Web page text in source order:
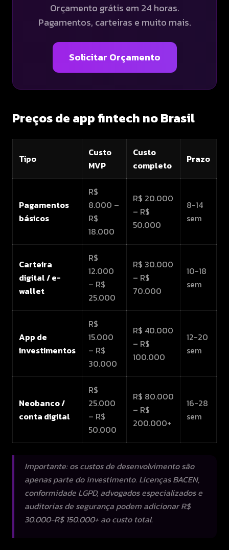
Orçamento grátis em 24 horas.
Pagamentos, carteiras e muito mais.
Solicitar Orçamento
Preços de app fintech no Brasil
Tipo
Custo
MVP
Custo
completo
Prazo
Pagamentos
básicos
R$
8.000 –
R$
18.000
R$ 20.000
– R$
50.000
8-14
sem
Carteira
digital / e-
wallet
R$
12.000
– R$
25.000
R$ 30.000
– R$
70.000
10-18
sem
App de
investimentos
R$
15.000
– R$
30.000
R$ 40.000
– R$
100.000
12-20
sem
Neobanco /
conta digital
R$
25.000
– R$
50.000
R$ 80.000
– R$
200.000+
16-28
sem
Importante: os custos de desenvolvimento são
apenas parte do investimento. Licenças BACEN,
conformidade LGPD, advogados especializados e
auditorias de segurança podem adicionar R$
30.000-R$ 150.000+ ao custo total.